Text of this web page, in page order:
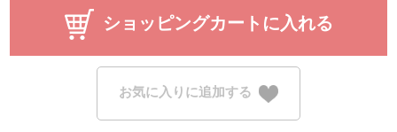
ショッピングカートに入れる
お気に入りに追加する